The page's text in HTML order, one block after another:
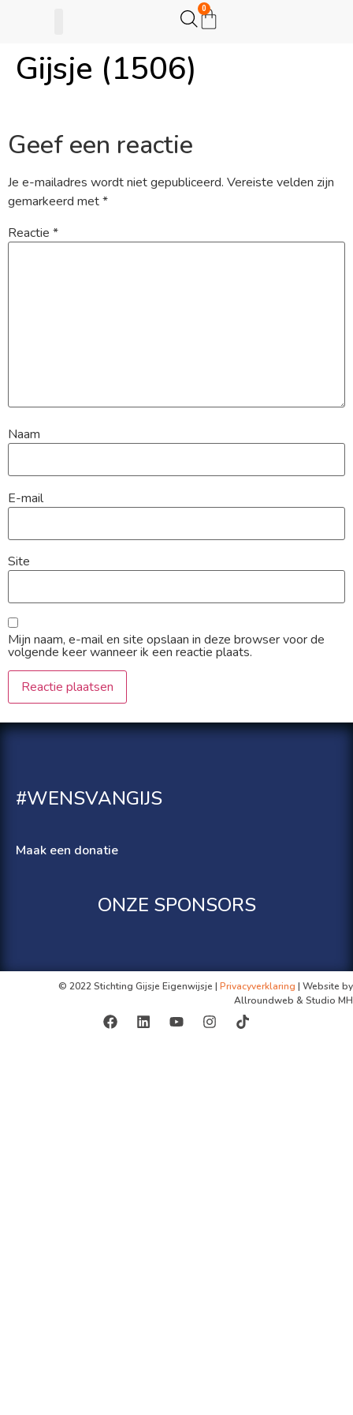
0
Gijsje (1506)
Geef een reactie
Je e-mailadres wordt niet gepubliceerd. Vereiste velden zijn
gemarkeerd met*
Reactie *
Naam
E-mail
Site
Mijn naam, e-mail en site opslaan in deze browser voor de
volgende keer wanneer ik een reactie plaats.
#WENSVANGIJS
Maak een donatie
ONZE SPONSORS
© 2022 Stichting Gijsje Eigenwijsje | Privacyverklaring | Website by
Allroundweb & Studio MH